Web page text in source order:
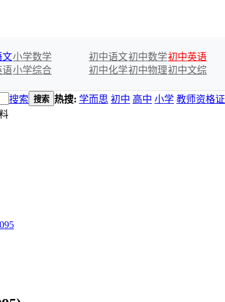
文小学数学
语小学综合
初中语文初中数学初中英语
初中化学初中物理初中文综
搜索 搜索 热搜: 学而思 初中 高中 小学 教师资格证